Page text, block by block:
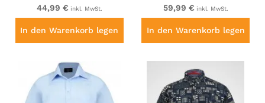
Black
44,99 € inkl. MwSt.
In den Warenkorb legen
Shirt Black
59,99 € inkl. MwSt.
In den Warenkorb legen